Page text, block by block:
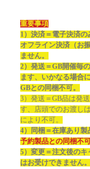
重要事項
1）決済＝電子決済の
オフライン決済（お
ません。
2）発送＝GB開催毎
ます、いかなる場合
GBとの同梱不可。
3）発送＝GB品は発
す、店頭でのお渡し
により不可。
4）同梱＝在庫あり製
予約製品との同梱不
5）変更＝注文後のキ
はお受けできません。